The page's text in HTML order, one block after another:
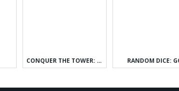
CONQUER THE TOWER: TAKEOVER RANDOM DICE: